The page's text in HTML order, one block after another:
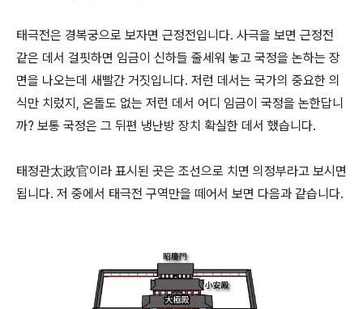
태극전은 경복궁으로 보자면 근정전입니다. 사극을 보면 근정전
같은 데서 걸핏하면 임금이 신하들 줄세워 놓고 국정을 논하는 장
면을 나오는데 새빨간 거짓입니다. 저런 데서는 국가의 중요한 의
식만 치렀지, 온돌도 없는 저런 데서 어디 임금이 국정을 논한답니
까? 보통 국정은 그 뒤편 냉난방 장치 확실한 데서 했습니다.
태정관太政官이라 표시된 곳은 조선으로 치면 의정부라고 보시면
됩니다. 저 중에서 태극전 구역만을 떼어서 보면 다음과 같습니다.